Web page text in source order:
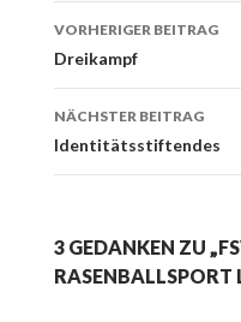
Beitrags-
Navigation
VORHERIGER BEITRAG
Dreikampf
NÄCHSTER BEITRAG
Identitätsstiftendes
3 GEDANKEN ZU
RASENBALLSPORT